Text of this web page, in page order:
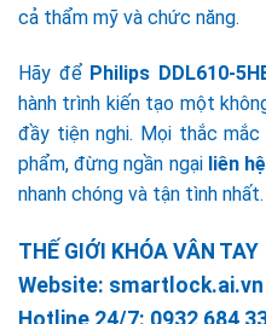
cả thẩm mỹ và chức năng.
Hãy đểPhilips DDL610-
hành trình kiến tạo một
đầy tiện nghi. Mọi thắc
phẩm, đừng ngần ngại liên
nhanh chóng và tận tình nhất.
THẾ GIỚI KHÓA VÂN TAY
Website: smartlock.ai.vn
Hotline 24/7: 0932 684